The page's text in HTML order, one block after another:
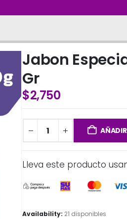
Jabon
Gr
$2,750
Lleva este producto
Availability: 21 disponibles